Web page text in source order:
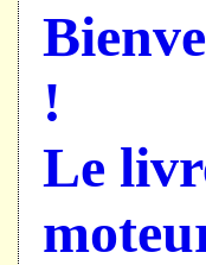
!
Le